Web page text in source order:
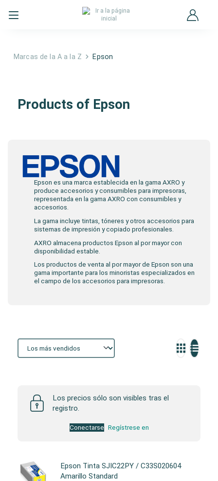
Marcas de la A a la Z Epson
Products of Epson
Epson es una marca establecida en la gama AXRO y
produce accesorios y consumibles para impresoras,
representada en la gama AXRO con consumibles y
accesorios.
La gama incluye tintas, tóneres y otros accesorios para
sistemas de impresión y copiado profesionales.
AXRO almacena productos Epson al por mayor con
disponibilidad estable.
Los productos de venta al por mayor de Epson son una
gama importante para los minoristas especializados en
el campo de los accesorios para impresoras.
Los precios sólo son visibles tras el
registro.
Conectarse Regístrese en
Epson Tinta SJIC22PY / C33S020604
Amarillo Standard